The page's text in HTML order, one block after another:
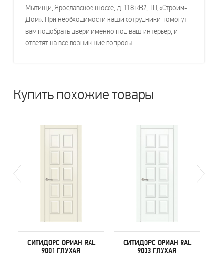
Мытищи, Ярославское шоссе, д. 118 кВ2, ТЦ «Строим-
Дом». При необходимости наши сотрудники помогут
вам подобрать двери именно под ваш интерьер, и
ответят на все возникшие вопросы.
Купить похожие товары
СИТИДОРС ОРИАН RAL
9001 ГЛУХАЯ
СИТИДОРС ОРИАН RAL
9003 ГЛУХАЯ